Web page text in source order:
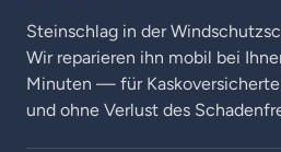
Steinschlag in der
Wir reparieren ihn mobil bei
Minuten — für
und ohne Verlust des